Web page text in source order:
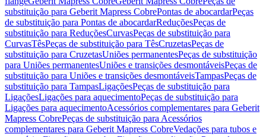
substituição para Geberit Mapress CobrePontas de abocardarPeças
de substituição para Pontas de abocardarReduçõesPeças de
substituição para ReduçõesCurvasPeças de substituição para
CurvasTêsPeças de substituição para TêsCruzetasPeças de
substituição para CruzetasUniões permanentesPeças de substituição
para Uniões permanentesUniões e transições desmontáveisPeças de
substituição para Uniões e transições desmontáveisTampasPeças de
substituição para TampasLigaçõesPeças de substituição para
LigaçõesLigações para aquecimentoPeças de substituição para
Ligações para aquecimentoAcessórios complementares para Geberit
Mapress CobrePeças de substituição para Acessórios
complementares para Geberit Mapress CobreVedações para tubos e